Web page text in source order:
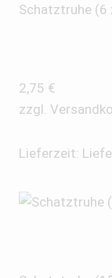
Schatztruhe (6
2,75 €
zzgl.
Lieferzeit: